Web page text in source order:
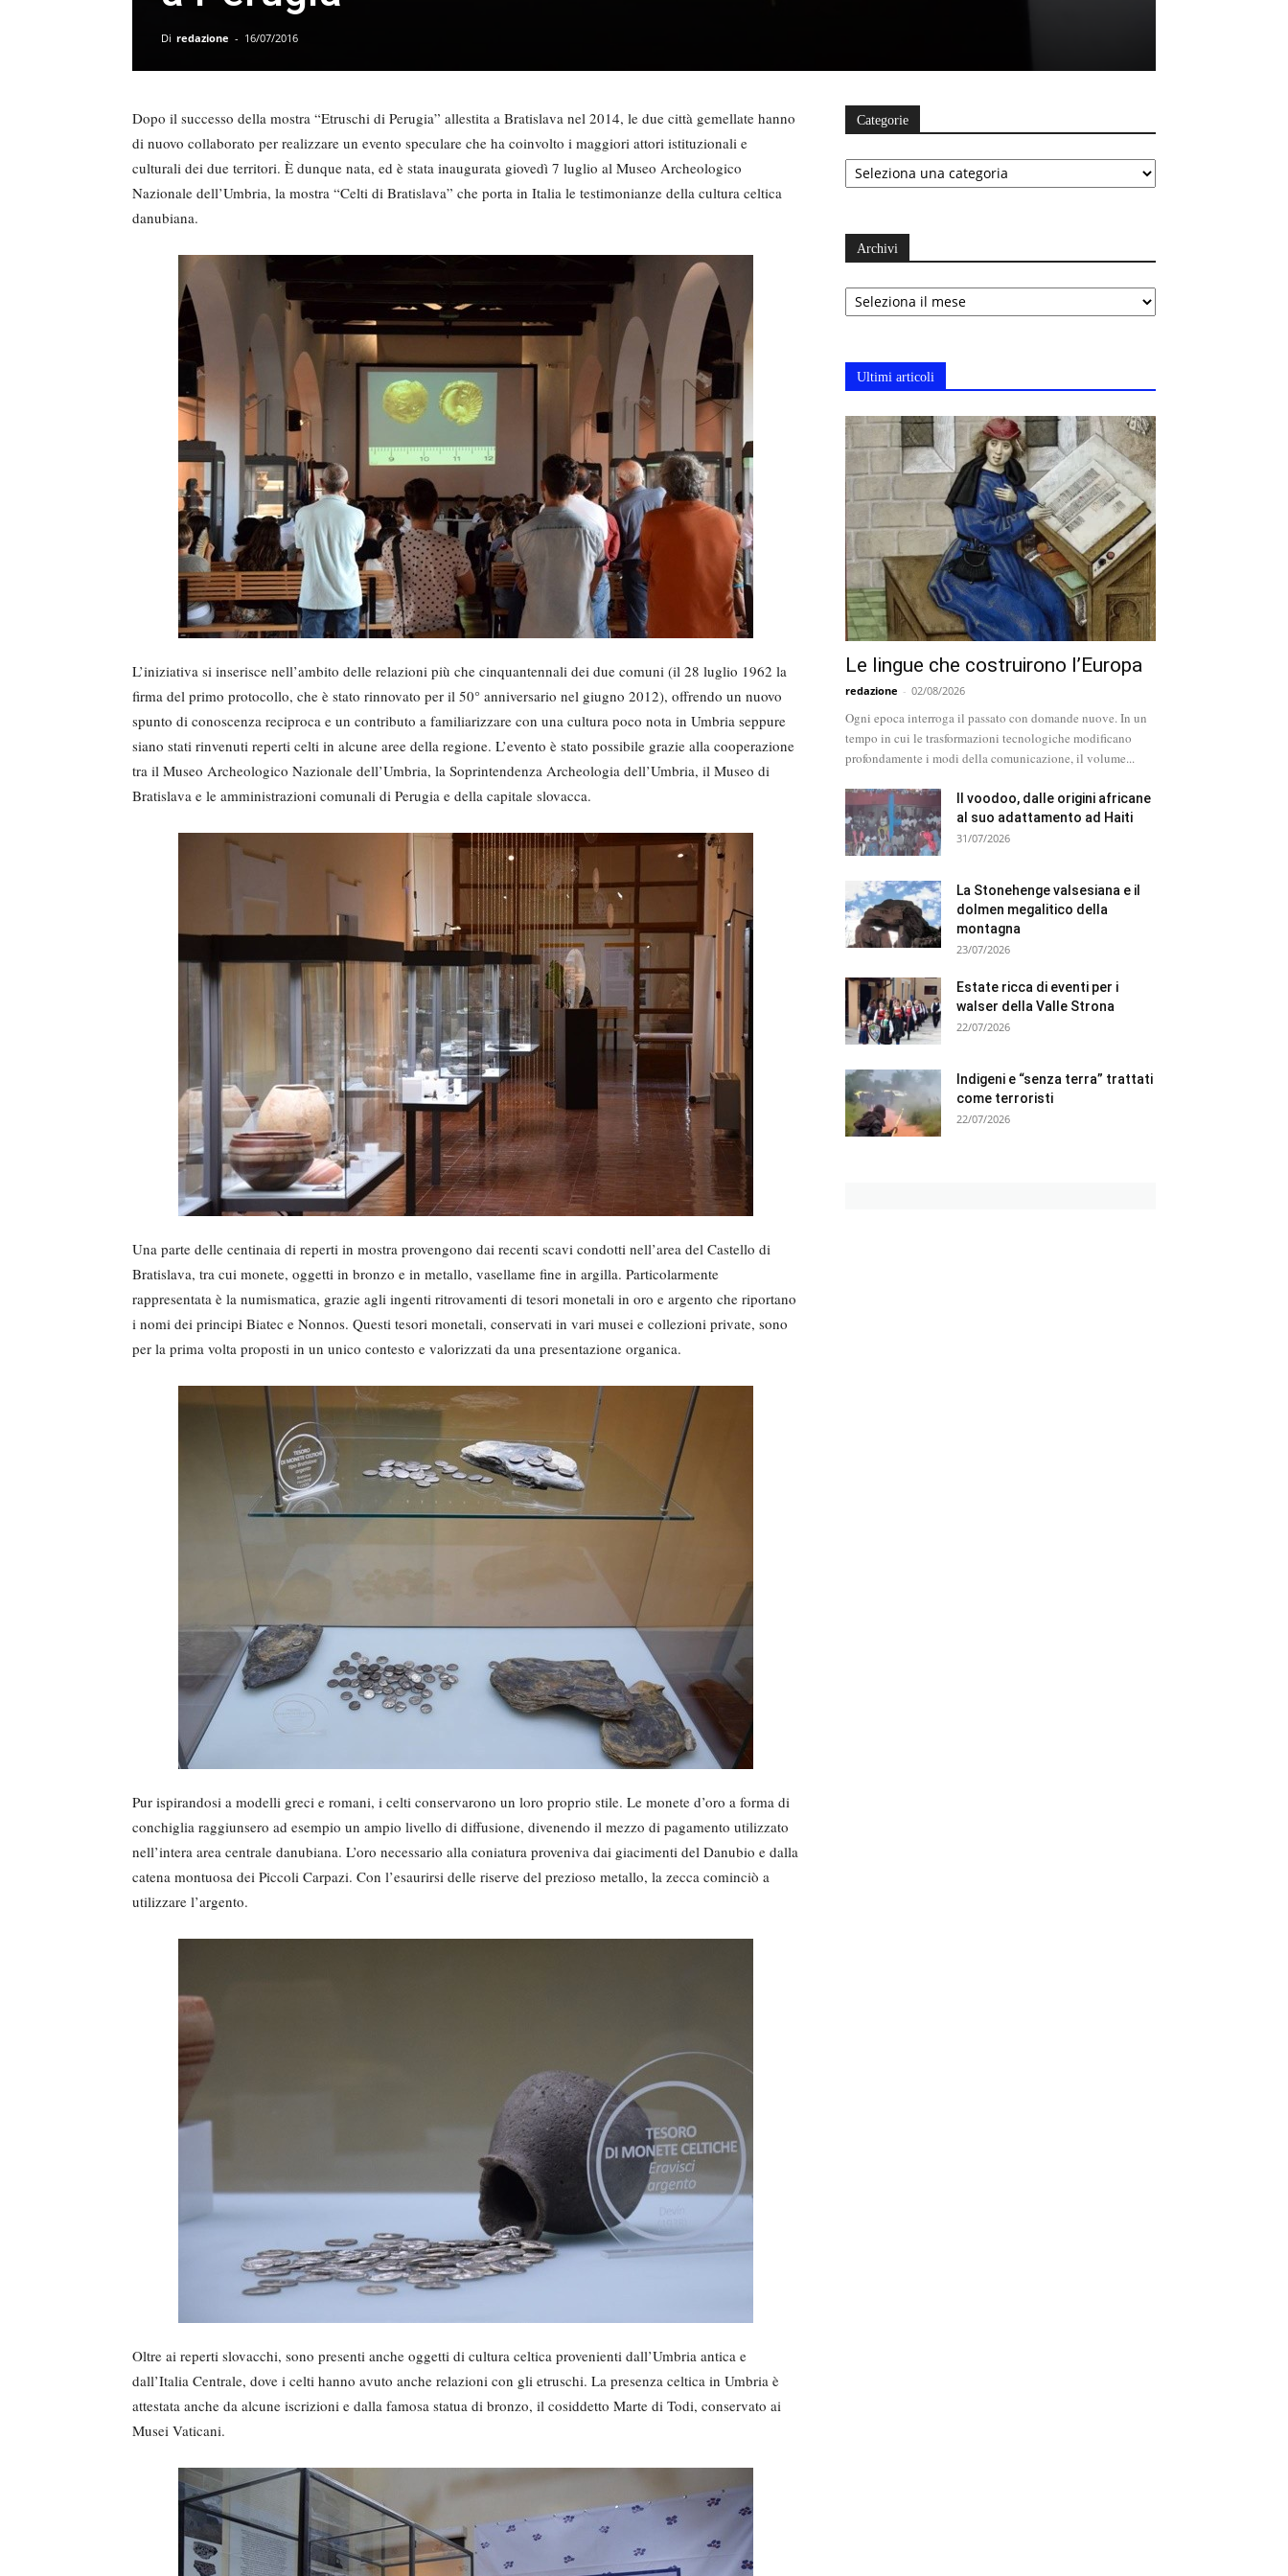
Di redazione - 16/07/2016
Dopo il successo della mostra “Etruschi di Perugia” allestita a Bratislava nel 2014, le due città gemellate hanno
di nuovo collaborato per realizzare un evento speculare che ha coinvolto i maggiori attori istituzionali e
culturali dei due territori. È dunque nata, ed è stata inaugurata giovedì 7 luglio al Museo Archeologico
Nazionale dell’Umbria, la mostra “Celti di Bratislava” che porta in Italia le testimonianze della cultura celtica
danubiana.
L’iniziativa si inserisce nell’ambito delle relazioni più che cinquantennali dei due comuni (il 28 luglio 1962 la
firma del primo protocollo, che è stato rinnovato per il 50° anniversario nel giugno 2012), offrendo un nuovo
spunto di conoscenza reciproca e un contributo a familiarizzare con una cultura poco nota in Umbria seppure
siano stati rinvenuti reperti celti in alcune aree della regione. L’evento è stato possibile grazie alla cooperazione
tra il Museo Archeologico Nazionale dell’Umbria, la Soprintendenza Archeologia dell’Umbria, il Museo di
Bratislava e le amministrazioni comunali di Perugia e della capitale slovacca.
Una parte delle centinaia di reperti in mostra provengono dai recenti scavi condotti nell’area del Castello di
Bratislava, tra cui monete, oggetti in bronzo e in metallo, vasellame fine in argilla. Particolarmente
rappresentata è la numismatica, grazie agli ingenti ritrovamenti di tesori monetali in oro e argento che riportano
i nomi dei principi Biatec e Nonnos. Questi tesori monetali, conservati in vari musei e collezioni private, sono
per la prima volta proposti in un unico contesto e valorizzati da una presentazione organica.
Pur ispirandosi a modelli greci e romani, i celti conservarono un loro proprio stile. Le monete d’oro a forma di
conchiglia raggiunsero ad esempio un ampio livello di diffusione, divenendo il mezzo di pagamento utilizzato
nell’intera area centrale danubiana. L’oro necessario alla coniatura proveniva dai giacimenti del Danubio e dalla
catena montuosa dei Piccoli Carpazi. Con l’esaurirsi delle riserve del prezioso metallo, la zecca cominciò a
utilizzare l’argento.
Oltre ai reperti slovacchi, sono presenti anche oggetti di cultura celtica provenienti dall’Umbria antica e
dall’Italia Centrale, dove i celti hanno avuto anche relazioni con gli etruschi. La presenza celtica in Umbria è
attestata anche da alcune iscrizioni e dalla famosa statua di bronzo, il cosiddetto Marte di Todi, conservato ai
Musei Vaticani.
Categorie
Categorie
Archivi
Archivi
Ultimi articoli
Le lingue che costruirono l’Europa
redazione - 02/08/2026
Ogni epoca interroga il passato con domande nuove. In un
tempo in cui le trasformazioni tecnologiche modificano
profondamente i modi della comunicazione, il volume...
Il voodoo, dalle origini africane
al suo adattamento ad Haiti
31/07/2026
La Stonehenge valsesiana e il
dolmen megalitico della
montagna
23/07/2026
Estate ricca di eventi per i
walser della Valle Strona
22/07/2026
Indigeni e “senza terra” trattati
come terroristi
22/07/2026